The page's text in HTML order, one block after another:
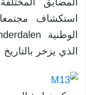
استكشاف
الذي يزخر